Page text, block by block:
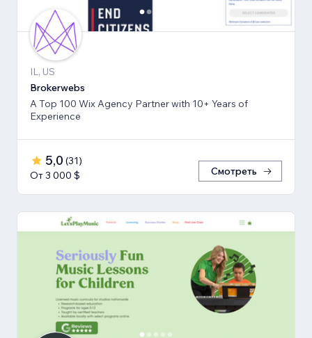
IL, US
Brokerwebs
A Top 100 Wix Agency Partner with 10+ Years of
Experience
5,0 (31)
От 3 000 $
Смотреть